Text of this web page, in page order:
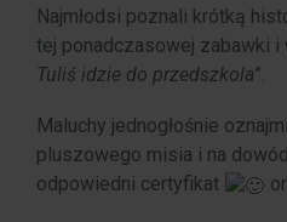
Najmłodsi poznali krótką
tej ponadczasowej zabawki i
Tuliś idzie do przedszkola”.
Maluchy jednogłośnie
pluszowego misia i na
odpowiedni certyfikat